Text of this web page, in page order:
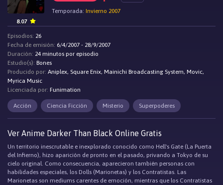
Temporada: Invierno 2007
8.07
Episodios: 26
Fecha de emisión: 6/4/2007 - 28/9/2007
Duración: 24 minutos por episodio
Estudio(s): Bones
Producido por: Aniplex, Square Enix, Mainichi Broadcasting System, Movic,
Myrica Music
Licenciada por: Funimation
Acción Ciencia Ficción Misterio Superpoderes
Ver Anime Darker Than Black Online Gratis
Un territorio inescrutable e inexplorado conocido como Hell's Gate (La Puerta
del Infierno), hizo aparición de pronto en el pasado, privando a Tokyo de su
cielo original. Como consecuencia, aparecieron también personas con
habilidades especiales, los Dolls (Marionetas) y los Contratistas. Las
Marionetas son mediums carentes de emoción, mientras que los Contratistas